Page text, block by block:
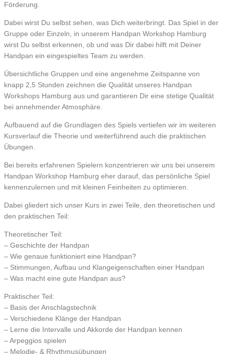
Förderung.
Dabei wirst Du selbst sehen, was Dich weiterbringt. Das Spiel in der
Gruppe oder Einzeln, in unserem Handpan Workshop Hamburg
wirst Du selbst erkennen, ob und was Dir dabei hilft mit Deiner
Handpan ein eingespieltes Team zu werden.
Übersichtliche Gruppen und eine angenehme Zeitspanne von
knapp 2,5 Stunden zeichnen die Qualität unseres Handpan
Workshops Hamburg aus und garantieren Dir eine stetige Qualität
bei annehmender Atmosphäre.
Aufbauend auf die Grundlagen des Spiels vertiefen wir im weiteren
Kursverlauf die Theorie und weiterführend auch die praktischen
Übungen.
Bei bereits erfahrenen Spielern konzentrieren wir uns bei unserem
Handpan Workshop Hamburg eher darauf, das persönliche Spiel
kennenzulernen und mit kleinen Feinheiten zu optimieren.
Dabei gliedert sich unser Kurs in zwei Teile, den theoretischen und
den praktischen Teil:
Theoretischer Teil:
– Geschichte der Handpan
– Wie genaue funktioniert eine Handpan?
– Stimmungen, Aufbau und Klangeigenschaften einer Handpan
– Was macht eine gute Handpan aus?
Praktischer Teil:
– Basis der Anschlagstechnik
– Verschiedene Klänge der Handpan
– Lerne die Intervalle und Akkorde der Handpan kennen
– Arpeggios spielen
– Melodie- & Rhythmusübungen